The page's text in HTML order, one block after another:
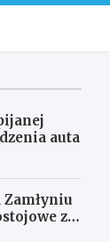
auta
za